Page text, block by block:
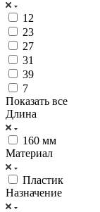
12
23
27
31
39
7
Показать все
Длина
160 мм
Материал
Пластик
Назначение